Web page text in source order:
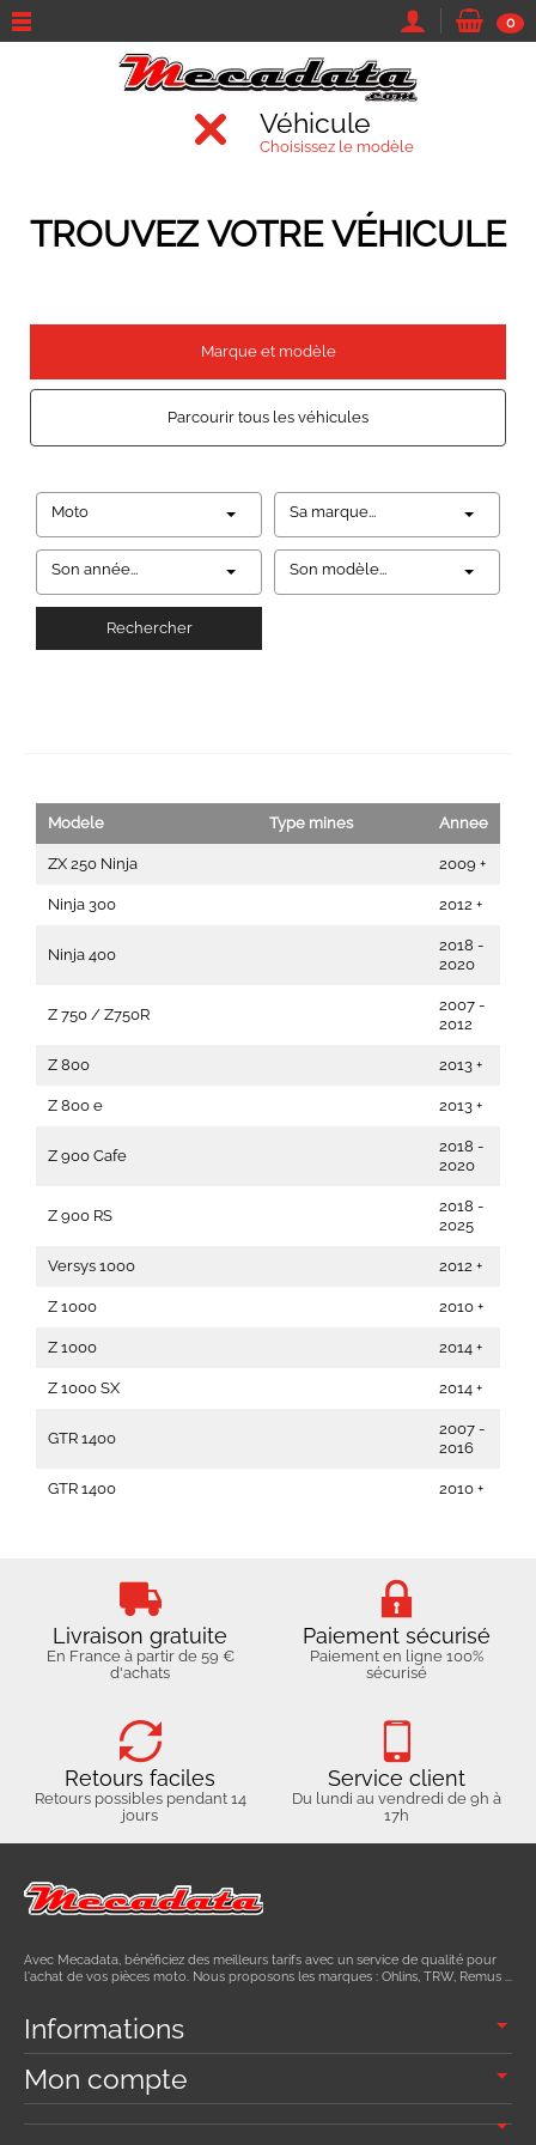
0
Véhicule
Choisissez le modèle
TROUVEZ VOTRE VÉHICULE
Marque et modèle
Parcourir tous les véhicules
Moto Sa marque...
Son année... Son modèle...
Rechercher
Modele Type mines Annee
ZX 250 Ninja 2009 +
Ninja 300 2012 +
Ninja 400
2018 -
2020
Z 750 / Z750R
2007 -
2012
Z 800 2013 +
Z 800 e 2013 +
Z 900 Cafe
2018 -
2020
Z 900 RS
2018 -
2025
Versys 1000 2012 +
Z 1000 2010 +
Z 1000 2014 +
Z 1000 SX 2014 +
GTR 1400
2007 -
2016
GTR 1400 2010 +
Livraison gratuite
En France à partir de 59 €
d'achats
Paiement sécurisé
Paiement en ligne 100%
sécurisé
Retours faciles
Retours possibles pendant 14
jours
Service client
Du lundi au vendredi de 9h à
17h
Avec Mecadata, bénéficiez des meilleurs tarifs avec un service de qualité pour
l'achat de vos pièces moto. Nous proposons les marques : Ohlins, TRW, Remus ...
Informations
Mon compte